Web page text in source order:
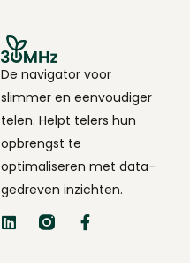
De navigator voor
slimmer en eenvoudiger
telen. Helpt telers hun
opbrengst te
optimaliseren met data-
gedreven inzichten.